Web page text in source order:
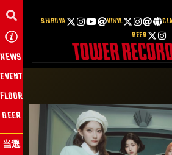
SHIBUYA VINYL
BEER
NEWS
EVENT
当選
FLOOR
BEER